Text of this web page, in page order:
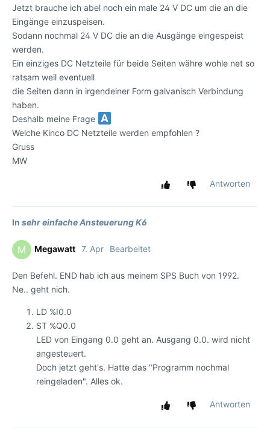
Jetzt brauche ich abel noch ein male 24 V DC um die an die
Eingänge einzuspeisen.
Sodann nochmal 24 V DC die an die Ausgänge eingespeist
werden.
Ein einziges DC Netzteile für beide Seiten währe wohle net so
ratsam weil eventuell
die Seiten dann in irgendeiner Form galvanisch Verbindung
haben.
Deshalb meine Frage
Welche Kinco DC Netzteile werden empfohlen ?
Gruss
MW
Antworten
In sehr einfache Ansteuerung K6
M Megawatt 7. Apr Bearbeitet
Den Befehl. END hab ich aus meinem SPS Buch von 1992.
Ne.. geht nich.
LD %I0.0
ST %Q0.0
LED von Eingang 0.0 geht an. Ausgang 0.0. wird nicht
angesteuert.
Doch jetzt geht's. Hatte das "Programm nochmal
reingeladen". Alles ok.
Antworten